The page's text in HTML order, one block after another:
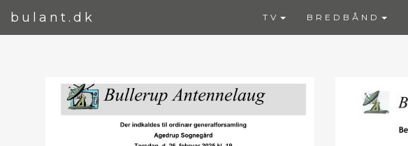
bulant.dk TV BREDBÅND